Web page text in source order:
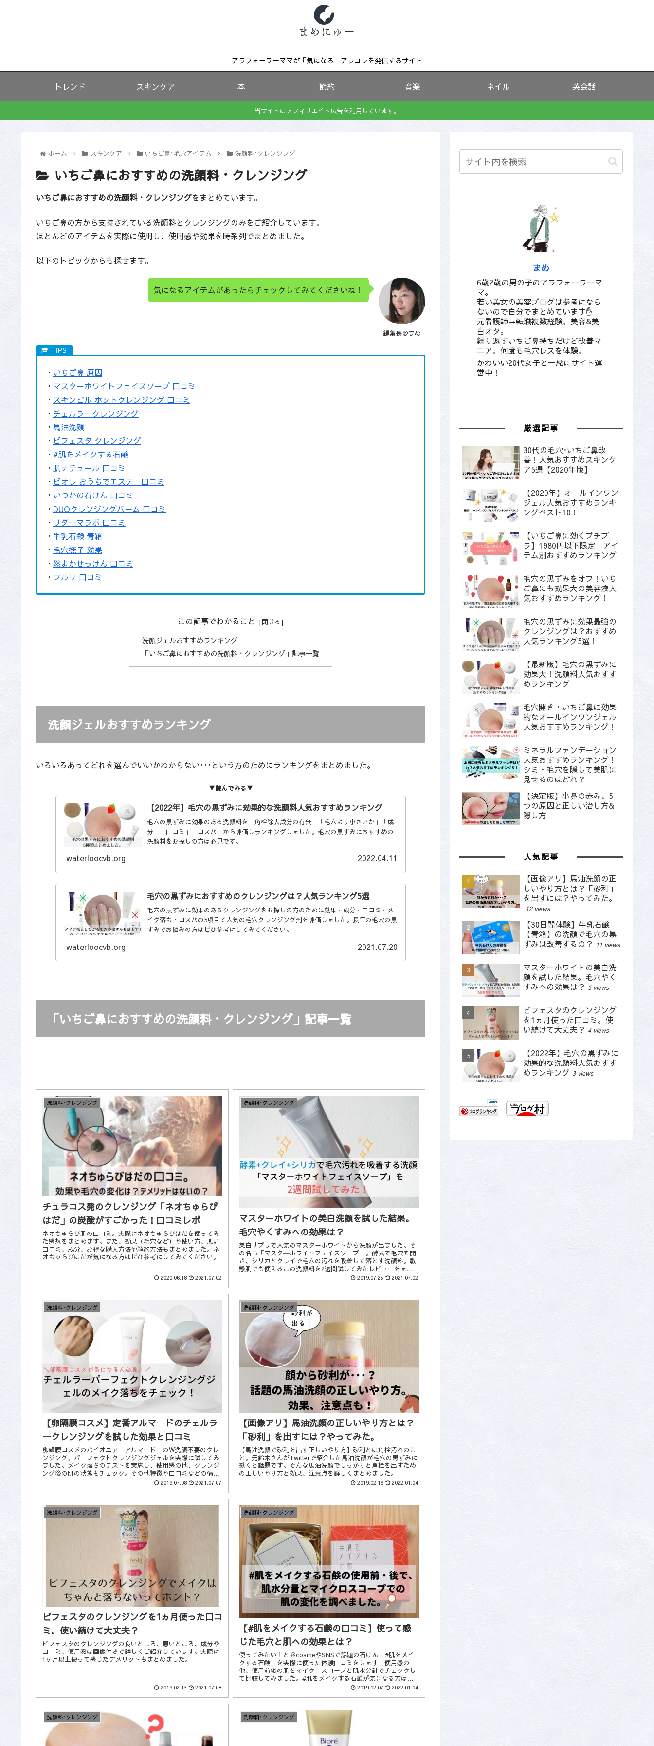
アラフォーワーママが「気になる」アレコレを発信するサイト
トレンド スキンケア 本 節約 音楽 ネイル 英会話
当サイトはアフィリエイト広告を利用しています。
ホーム スキンケア いちご鼻･毛穴アイテム 洗顔料･クレンジング
いちご鼻におすすめの洗顔料・クレンジング
いちご鼻におすすめの洗顔料・クレンジングをまとめています。
いちご鼻の方から支持されている洗顔料とクレンジングのみをご紹介しています。
ほとんどのアイテムを実際に使用し、使用感や効果を時系列でまとめました。
以下のトピックからも探せます。
編集長＠まめ
気になるアイテムがあったらチェックしてみてくださいね！
・ いちご鼻 原因
・ マスターホワイトフェイスソープ 口コミ
・ スキンビル ホットクレンジング 口コミ
・ チェルラークレンジング
・ 馬油洗顔
・ ビフェスタ クレンジング
・ #肌をメイクする石鹸
・ 肌ナチュール 口コミ
・ ビオレ おうちでエステ 口コミ
・ いつかの石けん 口コミ
・ DUOクレンジングバーム 口コミ
・ リダーマラボ 口コミ
・ 牛乳石鹸 青箱
・ 毛穴撫子 効果
・ 然よかせっけん 口コミ
・ フルリ 口コミ
この記事でわかること
洗顔ジェルおすすめランキング
「いちご鼻におすすめの洗顔料・クレンジング」記事一覧
洗顔ジェルおすすめランキング
いろいろあってどれを選んでいいかわからない･･･という方のためにランキングをまとめました。
▼読んでみる▼
【2022年】毛穴の黒ずみに効果的な洗顔料人気おすすめランキング
毛穴の黒ずみに効果のある洗顔料を「角栓除去成分の有無」「毛穴より小さいか」「成
分」「口コミ」「コスパ」から評価しランキングしました。毛穴の黒ずみにおすすめの
洗顔料をお探しの方は必見です。
waterloocvb.org 2022.04.11
毛穴の黒ずみにおすすめのクレンジングは？人気ランキング5選
毛穴の黒ずみに効果のあるクレンジングをお探しの方のために効果・成分・口コミ・メ
イク落ち・コスパの5項目て人気の毛穴クレンジング剤を評価しました。長年の毛穴の黒
ずみでお悩みの方はぜひ参考にしてみてください。
waterloocvb.org 2021.07.20
「いちご鼻におすすめの洗顔料・クレンジング」記事一覧
洗顔料･クレンジング
チュラコス発のクレンジング「ネオちゅらび
はだ」の炭酸がすごかった！口コミレポ
ネオちゅらび肌の口コミ。実際にネオちゅらびはだを使ってみ
た感想をまとめます。また、効果（毛穴など）や使い方、悪い
口コミ、成分、お得な購入方法や解約方法もまとめました。ネ
オちゅらびはだが気になる方はぜひ参考にしてみてください。
2020.06.18 2021.07.02
洗顔料･クレンジング
マスターホワイトの美白洗顔を試した結果。
毛穴やくすみへの効果は？
美白サプリで人気のマスターホワイトから洗顔が出ました。そ
の名も「マスタ―ホワイトフェイスソープ」。酵素で毛穴を開
き、シリカとクレイで毛穴の汚れを吸着して落とす洗顔料。敏
感肌でも使えるこの洗顔料を2週間試してみたレビューをまと
めます。また高評価口コミ・低評価口コミもご紹介します。
2019.07.25 2021.07.02
洗顔料･クレンジング
【卵隔膜コスメ】定番アルマードのチェルラ
ークレンジングを試した効果と口コミ
卵殻膜コスメのパイオニア「アルマード」のW洗顔不要のクレ
ンジング、パーフェクトクレンジングジェルを実際に試してみ
ました。メイク落ちのテストを実施し、使用感の他、クレンジ
ング後の肌の状態もチェック。その他特徴や口コミなどの情報
2019.07.08 2021.07.07
洗顔料･クレンジング
【画像アリ】馬油洗顔の正しいやり方とは？
「砂利」を出すには？やってみた。
【馬油洗顔で砂利を出す正しいやり方】砂利とは角栓汚れのこ
と。元鈴木さんがTwitterで紹介した馬油洗顔が毛穴の黒ずみに
効くと話題です。そんな馬油洗顔でしっかりと角栓を出すため
の正しいやり方と効果、注意点を詳しくまとめました。
2019.02.16 2022.01.04
洗顔料･クレンジング
ビフェスタのクレンジングを1ヵ月使った口コ
ミ。使い続けて大丈夫？
ビフェスタのクレンジングの良いところ、悪いところ、成分や
口コミ、使用感は画像付きで詳しくご紹介しています。実際に
1ヶ月以上使って感じたデメリットもまとめました。
2019.02.13 2021.07.08
洗顔料･クレンジング
【#肌をメイクする石鹸の口コミ】使って感
じた毛穴と肌への効果とは？
使ってみたい！と＠cosmeやSNSで話題の石けん「#肌をメイ
クする石鹸」を実際に使った体験口コミをします！使用感の
他、使用前後の肌をマイクロスコープと肌水分計でチェックし
て比較してみました。#肌をメイクする石鹸が気になる方はぜ
2019.02.07 2022.01.04
洗顔料･クレンジング 洗顔料･クレンジング
まめ
6歳2歳の男の子のアラフォーワーマ
マ。
若い美女の美容ブログは参考になら
ないので自分でまとめています✋
元看護師→転職複数経験、美容&美
白オタ。
繰り返すいちご鼻持ちだけど改善マ
ニア。何度も毛穴レスを体験。
かわいい20代女子と一緒にサイト運
営中！
厳選記事
30代の毛穴･いちご鼻改
善！人気おすすめスキンケ
ア5選【2020年版】
【2020年】オールインワン
ジェル人気おすすめランキ
ングベスト10！
【いちご鼻に効くプチプ
ラ】1980円以下限定！アイ
テム別おすすめランキング
毛穴の黒ずみをオフ！いち
ご鼻にも効果大の美容液人
気おすすめランキング！
毛穴の黒ずみに効果最強の
クレンジングは？おすすめ
人気ランキング5選！
【最新版】毛穴の黒ずみに
効果大！洗顔料人気おすす
めランキング
毛穴開き・いちご鼻に効果
的なオールインワンジェル
人気おすすめランキング！
ミネラルファンデーション
人気おすすめランキング！
シミ・毛穴を隠して美肌に
見せるのはどれ？
【決定版】小鼻の赤み、5
つの原因と正しい治し方&
隠し方
人気記事
【画像アリ】馬油洗顔の正
しいやり方とは？「砂利」
を出すには？やってみた。
12 views
【30日間体験】牛乳石鹸
【青箱】の洗顔で毛穴の黒
ずみは改善するの？
11 views
マスターホワイトの美白洗
顔を試した結果。毛穴やく
すみへの効果は？ 5 views
ビフェスタのクレンジング
を1ヵ月使った口コミ。使
い続けて大丈夫？ 4 views
【2022年】毛穴の黒ずみに
効果的な洗顔料人気おすす
めランキング 3 views